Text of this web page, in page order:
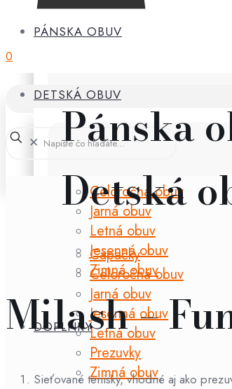
PÁNSKA OBUV
Pánska
Celoročná obuv
Jarná obuv
Letná obuv
Jesenná obuv
Zimná obuv
DOPLNKY
0
DETSKÁ OBUV
Detská
Capačky
Celoročná obuv
Jarná obuv
Jesenná obuv
Letná obuv
Prezuvky
Zimná obuv
✕
Milash –
Sieťované tenisky, vhodné aj ako